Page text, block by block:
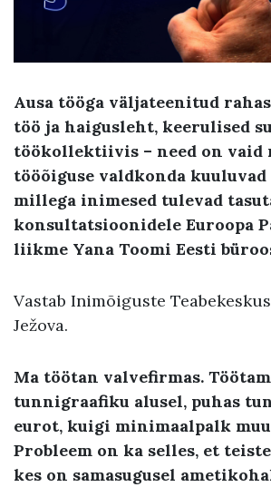
Ausa tööga väljateenitud
töö ja haigusleht, keerulised
töökollektiivis – need on vaid
tööõiguse valdkonda kuuluvad
millega inimesed tulevad
konsultatsioonidele Euroopa
liikme Yana Toomi Eesti
Vastab Inimõiguste
Ježova.
Ma töötan valvefirmas.
tunnigraafiku alusel, puhas
eurot, kuigi minimaalpalk
Probleem on ka selles, et
kes on samasugusel